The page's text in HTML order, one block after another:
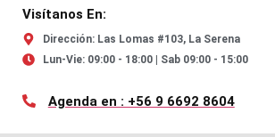
Visítanos En:
Dirección: Las Lomas #103, La Serena
Lun-Vie: 09:00 - 18:00 | Sab 09:00 - 15:00
Agenda en : +56 9 6692 8604